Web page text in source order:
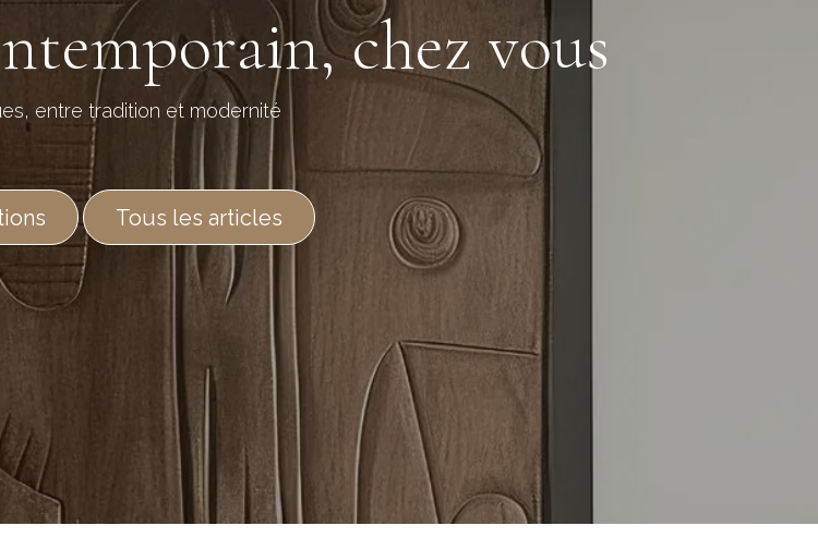
chez vous
entre tradition et modernité
Tous les articles